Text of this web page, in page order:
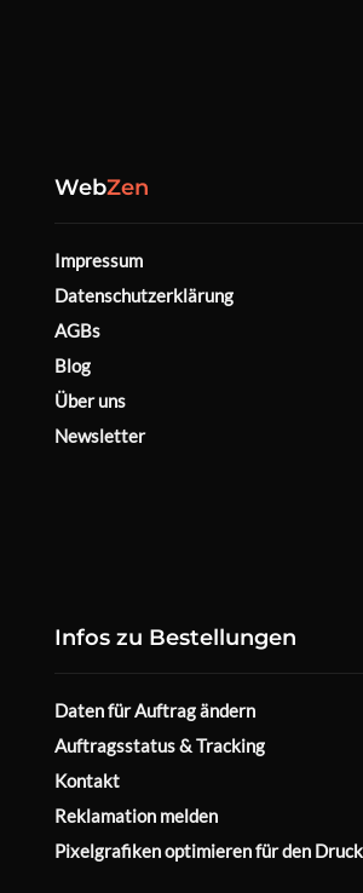
WebZen
Impressum
Datenschutzerklärung
AGBs
Blog
Über uns
Newsletter
Infos zu Bestellungen
Daten für Auftrag ändern
Auftragsstatus & Tracking
Kontakt
Reklamation melden
Pixelgrafiken optimieren für den Druck